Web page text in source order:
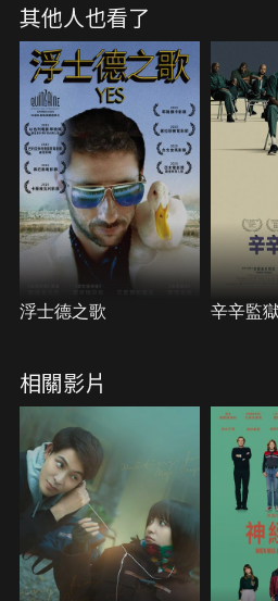
幹練卻嘴巴不饒人的女總管、暗
口的園丁，這裡的每個人都隱藏
們的貓也是！原本在商場叱吒風
起任人使喚的日子，眼看飯碗不
魯該如何重振莊園，並成功收服
小？
其他人也看了
浮士德之歌 辛辛監
相關影片